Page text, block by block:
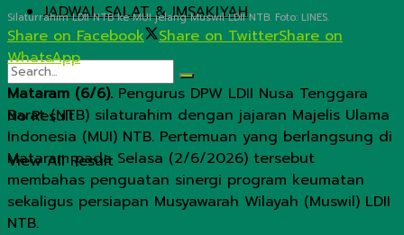
JADWAL SALAT & IMSAKIYAH
No Result
View All Result
Silaturrahim LDII NTB ke MUI jelang Muswil LDII NTB. Foto: LINES.
Share on Facebook Share on TwitterShare on
WhatsApp
Mataram (6/6). Pengurus DPW LDII Nusa Tenggara
Barat (NTB) silaturahim dengan jajaran Majelis Ulama
Indonesia (MUI) NTB. Pertemuan yang berlangsung di
Mataram pada Selasa (2/6/2026) tersebut
membahas penguatan sinergi program keumatan
sekaligus persiapan Musyawarah Wilayah (Muswil) LDII
NTB.